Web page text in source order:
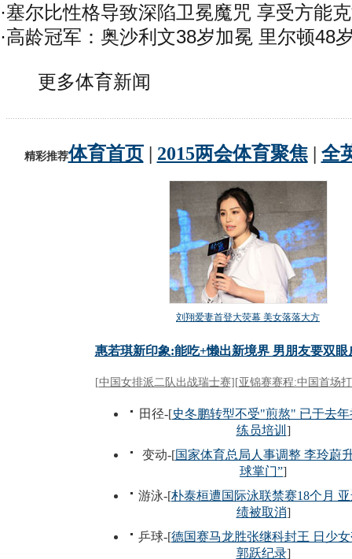
·塞尔比性格导致深陷卫冕魔咒 享受方能
·高龄冠军：奥沙利文38岁加冕 里尔顿48
更多体育新闻